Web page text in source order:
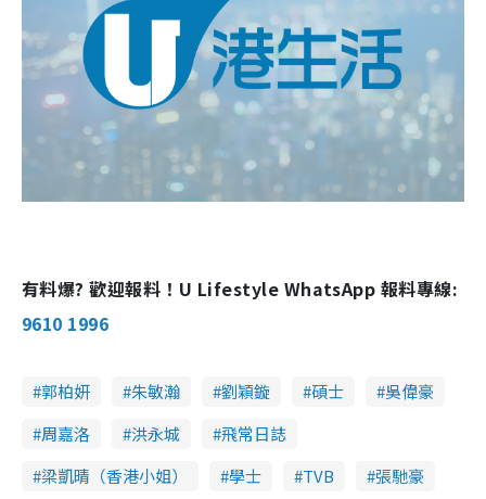
有料爆? 歡迎報料！U Lifestyle WhatsApp 報料專線:
9610 1996
郭柏妍 朱敏瀚 劉穎鏇 碩士
吳偉豪
周嘉洛
洪永城
飛常日誌
梁凱晴（香港小姐）
學士 TVB
張馳豪